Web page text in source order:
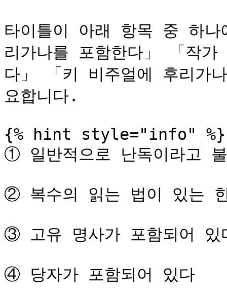
타이틀이 아래 항목 중 하
리가나를 포함한다」 「작
다」 「키 비주얼에 후리가
요합니다.
{% hint style="info" %}
① 일반적으로 난독이라고
② 복수의 읽는 법이 있는
③ 고유 명사가 포함되어 있
④ 당자가 포함되어 있다